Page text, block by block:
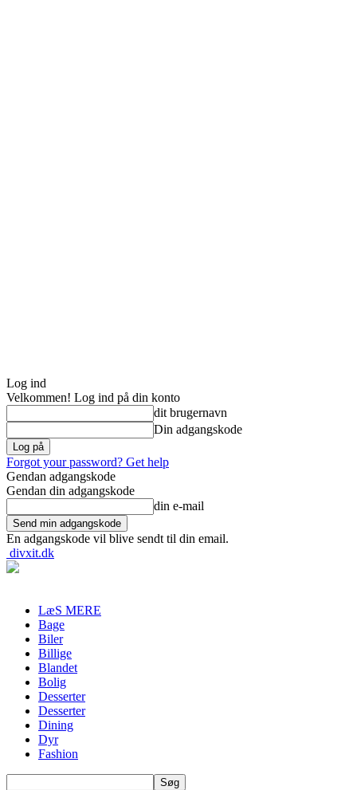
Log ind
Velkommen! Log ind på din konto
dit brugernavn
Din adgangskode
Forgot your password? Get help
Gendan adgangskode
Gendan din adgangskode
din e-mail
En adgangskode vil blive sendt til din email.
divxit.dk
LæS MERE
Bage
Biler
Billige
Blandet
Bolig
Desserter
Desserter
Dining
Dyr
Fashion